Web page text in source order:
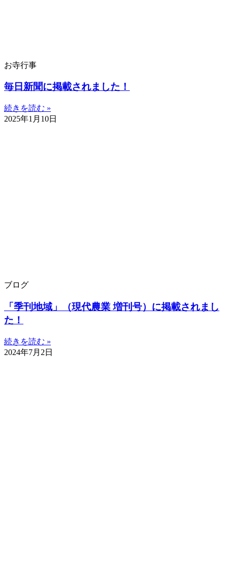
お寺行事
毎日新聞に掲載されました！
続きを読む »
2025年1月10日
ブログ
「季刊地域」（現代農業 増刊号）に掲載されまし
た！
続きを読む »
2024年7月2日